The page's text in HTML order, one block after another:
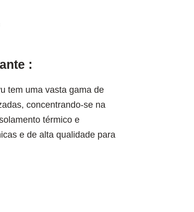
:
tem uma vasta gama de
concentrando-se na
térmico e
e de alta qualidade para